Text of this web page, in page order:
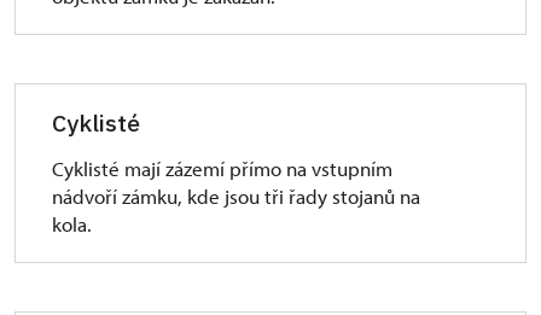
Cyklisté
Cyklisté mají zázemí přímo na vstupním
nádvoří zámku, kde jsou tři řady stojanů na
kola.